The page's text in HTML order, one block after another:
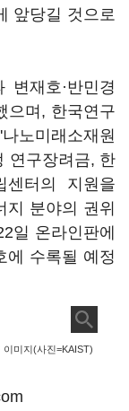
앞당길 것으로
변재호·반민경
으며, 한국연구
노미래소재원
연구장려금, 한
센터의 지원을
지 분야의 권위
일 온라인판에
에 수록될 예정
미지(사진=KAIST)